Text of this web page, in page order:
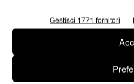
Gestisci 1771 fornitori